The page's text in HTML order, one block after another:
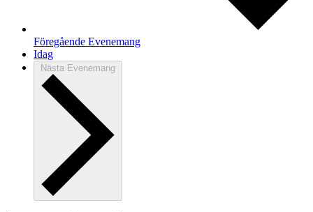
Föregående Evenemang
Idag
Nästa Evenemang